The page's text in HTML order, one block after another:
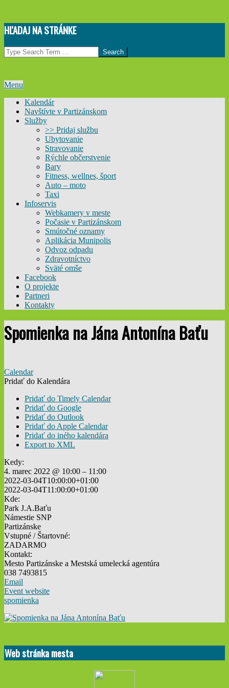
Skip
to
content
HĽADAJ NA STRÁNKE
Search
Primary
Menu
Menu
Kalendár
Navštívte v Partizánskom
Služby
>> Pridaj službu
Ubytovanie
Stravovanie
Rýchle občerstvenie
Bary
Fitness, wellnes, šport
Auto – moto
Taxi
Infoservis
Webkamery v meste
Počasie v Partizánskom
Smútočné oznamy
Aplikácia Munipolis
Odvoz odpadu
Zdravotníctvo
Sväté omše
Facebook
O projekte
Partneri
Kontakty
Spomienka na Jána Antonína Baťu
Calendar
Pridať do Kalendára
Pridať do Timely Calendar
Pridať do Google
Pridať do Outlook
Pridať do Apple Calendar
Pridať do iného kalendára
Export to XML
Kedy:
4. marec 2022 @ 10:00 – 11:00
2022-03-04T10:00:00+01:00
2022-03-04T11:00:00+01:00
Kde:
Park J.A.Baťu
Námestie SNP
Partizánske
Vstupné / Štartovné:
ZADARMO
Kontakt:
Mesto Partizánske a Mestská umelecká agentúra
038 7493815
Email
Event website
spomienka
02-
23
Web stránka mesta